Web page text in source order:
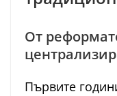
От
Първите